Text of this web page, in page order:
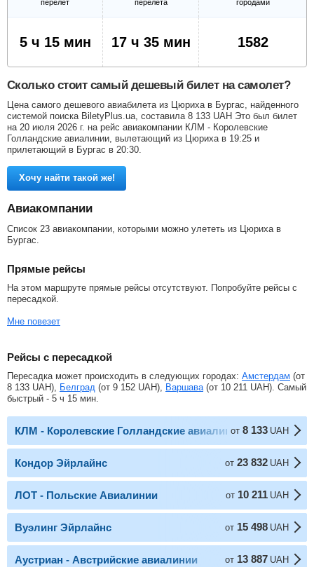
перелет
перелета
городами
5 ч 15 мин 17 ч 35 мин 1582
Сколько стоит самый дешевый билет на самолет?
Цена самого дешевого авиабилета из Цюриха в Бургас, найденного
системой поиска BiletyPlus.ua, составила 8 133 UAH Это был билет
на 20 июля 2026 г. на рейс авиакомпании КЛМ - Королевские
Голландские авиалинии, вылетающий из Цюриха в 19:25 и
прилетающий в Бургас в 20:30.
Хочу найти такой же!
Авиакомпании
Список 23 авиакомпании, которыми можно улететь из Цюриха в
Бургас.
Прямые рейсы
На этом маршруте прямые рейсы отсутствуют. Попробуйте рейсы с
пересадкой.
Мне повезет
Рейсы с пересадкой
Пересадка может происходить в следующих городах: Амстердам (от
8 133 UAH), Белград (от 9 152 UAH), Варшава (от 10 211 UAH). Самый
быстрый - 5 ч 15 мин.
КЛМ - Королевские Голландские авиалинии
от 8 133 UAH
Кондор Эйрлайнс от 23 832 UAH
ЛОТ - Польские Авиалинии от 10 211 UAH
Вуэлинг Эйрлайнс от 15 498 UAH
Аустриан - Австрийские авиалинии от 13 887 UAH